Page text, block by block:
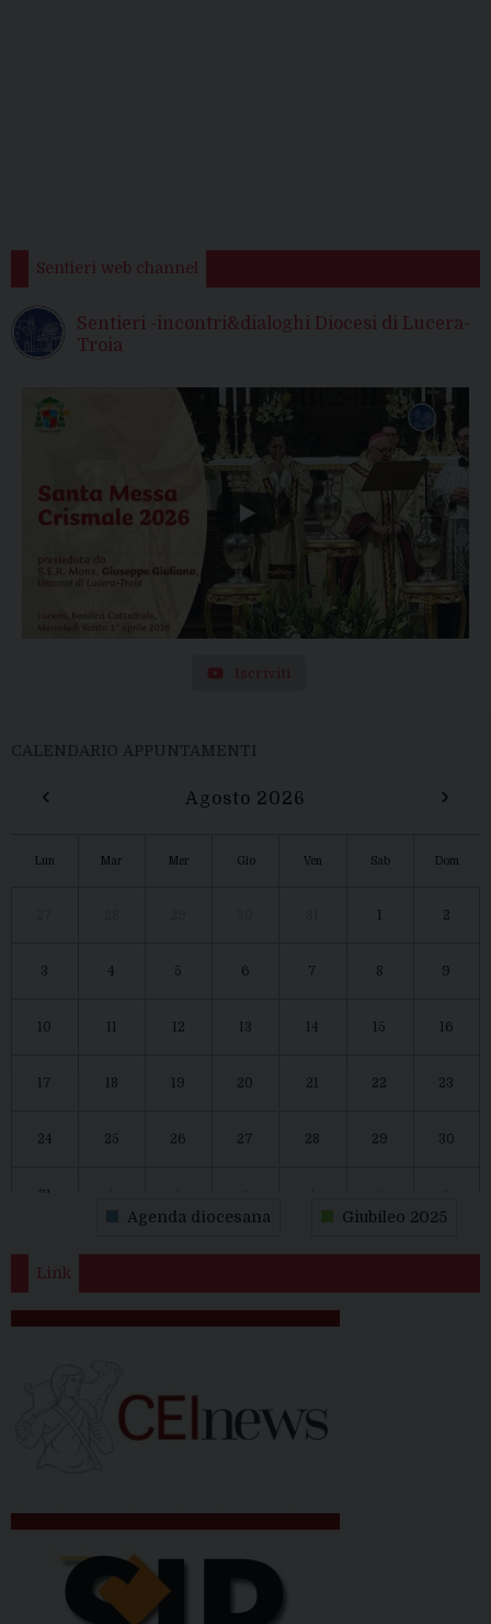
Sentieri web channel
Sentieri -incontri&dialoghi Diocesi di Lucera-
Troia
Iscriviti
CALENDARIO APPUNTAMENTI
‹ Agosto 2026 ›
Lun Mar Mer Gio Ven Sab Dom
1 2
3 4 5 6 7 8 9
10 11 12 13 14 15 16
17 18 19 20 21 22 23
24 25 26 27 28 29 30
31
Agenda diocesana Giubileo 2025
Link